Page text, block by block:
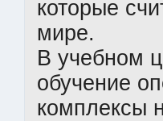
которые
мире.
В учебном
обучение
комплексы